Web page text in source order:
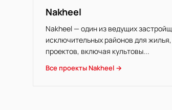
Nakheel
Nakheel — один из ведущих
исключительных районов для
проектов, включая культовы...
Все проекты Nakheel →